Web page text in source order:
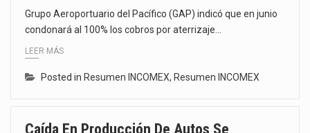
Los créditos fiscales determinados a empresas IMMEX rara vez nacen de una interpretación equivocada de…
La inversión fija bruta en México registró un aumento de 1.1% interanual en mayo de…
Grupo Aeroportuario del Pacífico (GAP) indicó que en junio
condonará al 100% los cobros por aterrizaje…
LEER MÁS
Posted in Resumen INCOMEX, Resumen INCOMEX
Caída En Producción De Autos Se